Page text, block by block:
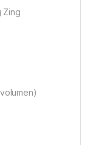
Zing